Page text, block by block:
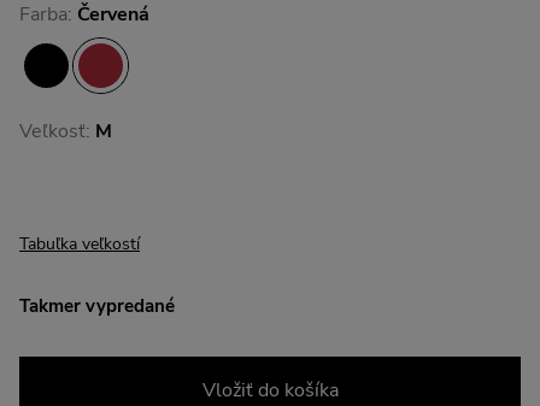
Farba: Červená
Veľkosť: M
Tabuľka veľkostí
Takmer vypredané
Vložiť do košíka